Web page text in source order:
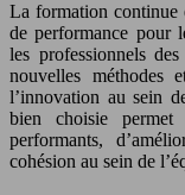
La formation continue
de performance pour
les professionnels
nouvelles méthodes
l’innovation au sein
bien choisie
performants,
cohésion au sein de